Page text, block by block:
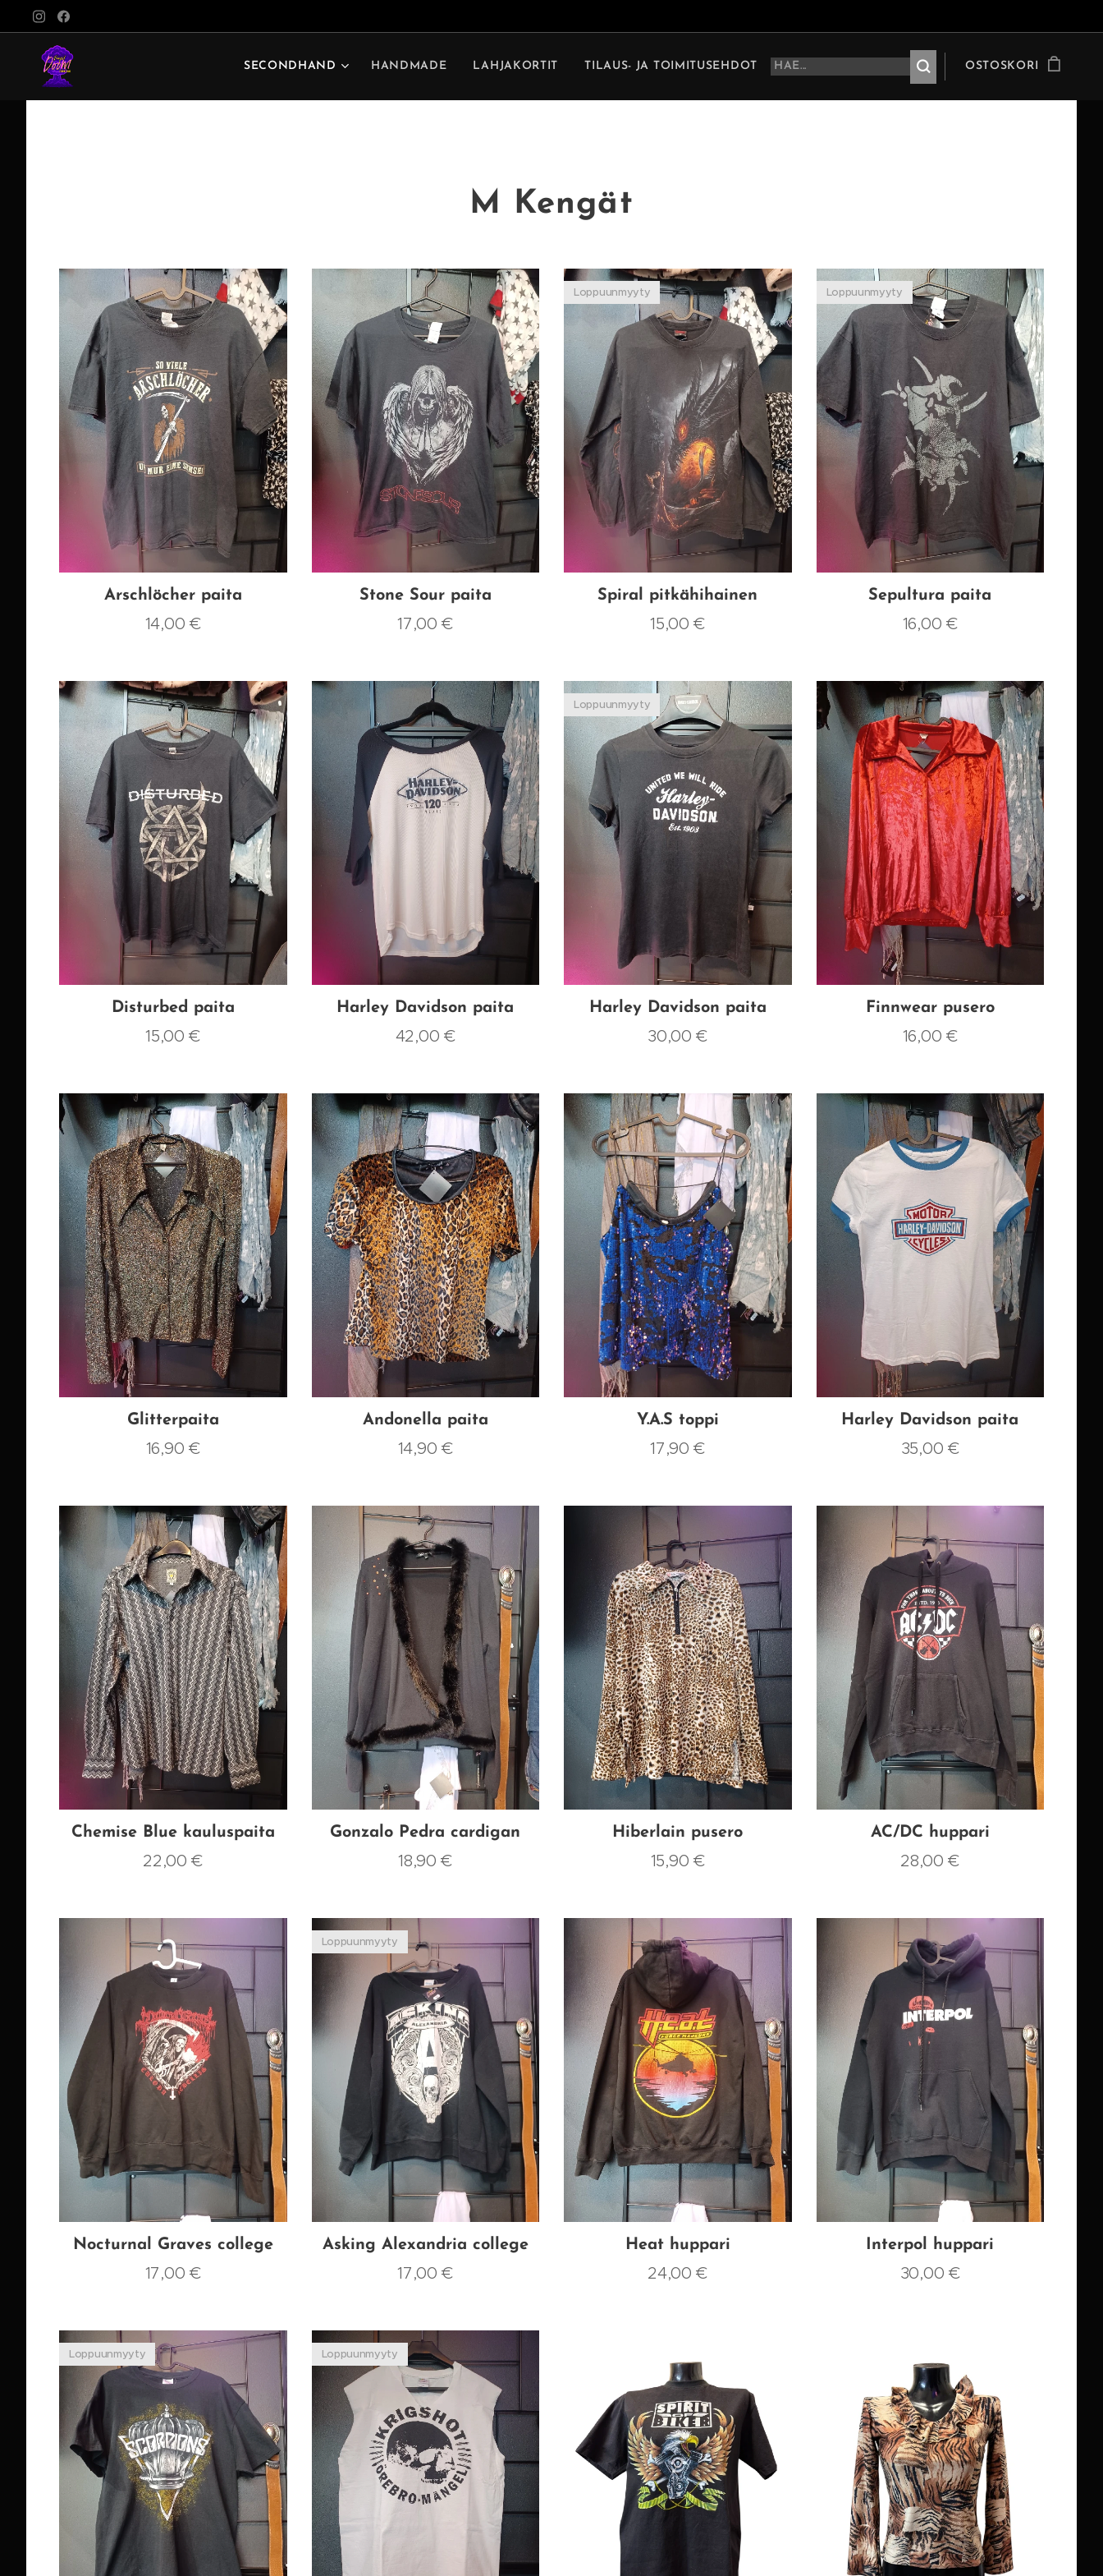
SECONDHAND HANDMADE LAHJAKORTIT TILAUS- JA TOIMITUSEHDOT OSTOSKORI
M Kengät
Arschlöcher paita
14,00 €
Stone Sour paita
17,00 €
Spiral pitkähihainen
Loppuunmyyty
15,00 €
Sepultura paita
Loppuunmyyty
16,00 €
Disturbed paita
15,00 €
Harley Davidson paita
42,00 €
Harley Davidson paita
Loppuunmyyty
30,00 €
Finnwear pusero
16,00 €
Glitterpaita
16,90 €
Andonella paita
14,90 €
Y.A.S toppi
17,90 €
Harley Davidson paita
35,00 €
Chemise Blue kauluspaita
22,00 €
Gonzalo Pedra cardigan
18,90 €
Hiberlain pusero
15,90 €
AC/DC huppari
28,00 €
Nocturnal Graves college
17,00 €
Asking Alexandria college
Loppuunmyyty
17,00 €
Heat huppari
24,00 €
Interpol huppari
30,00 €
Loppuunmyyty Loppuunmyyty